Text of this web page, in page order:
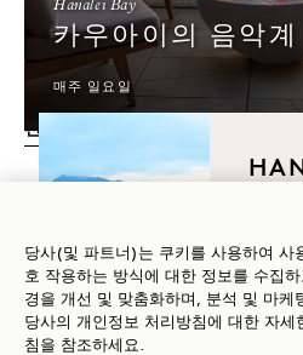
Hanalei Bay
카우아이의 음악계
매주 일요일
전체 캘린더 보기
게스트
당사(및 파트너)는 쿠키를 사용하여 사
호 작용하는 방식에 대한 정보를 수집
경을 개선 및 맞춤화하며, 분석 및 마케
당사의 개인정보 처리방침에 대한 자세
침을 참조하세요.